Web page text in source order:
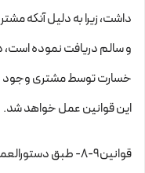
داشت، زیرا به دلیل آنکه
و سالم دریافت نموده است،
این قوانین عمل خواهد شد.
قوانین۹-۸- طبق